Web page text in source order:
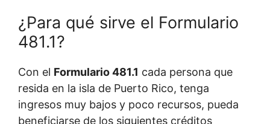
¿Para qué sirve el Formulario
481.1?
Con el Formulario 481.1 cada persona que
resida en la isla de Puerto Rico, tenga
ingresos muy bajos y poco recursos, pueda
beneficiarse de los siguientes créditos